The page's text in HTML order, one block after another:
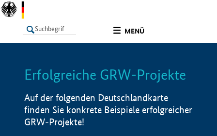
MENÜ
LISTE Info
Erfolgreiche GRW-Projekte
Auf der folgenden Deutschlandkarte
finden Sie konkrete Beispiele erfolgreicher
GRW-Projekte!